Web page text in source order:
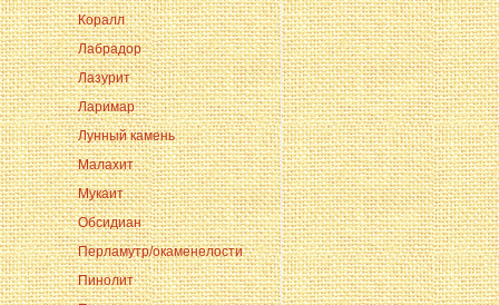
Коралл
Лабрадор
Лазурит
Ларимар
Лунный камень
Малахит
Мукаит
Обсидиан
Перламутр/окаменелости
Пинолит